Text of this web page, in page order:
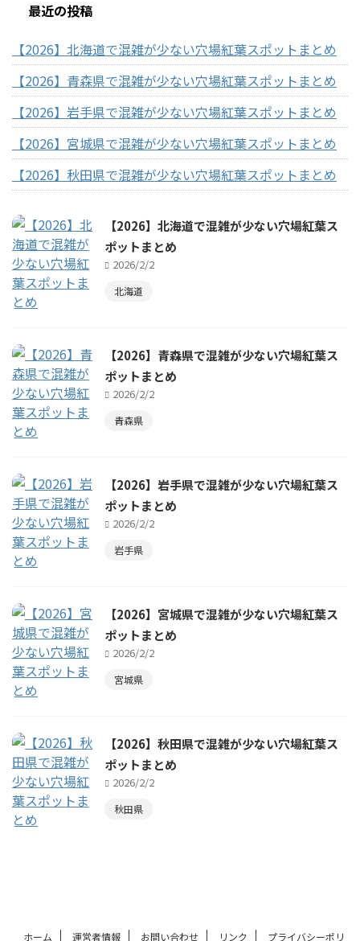
最近の投稿
【2026】北海道で混雑が少ない穴場紅葉スポットまとめ
【2026】青森県で混雑が少ない穴場紅葉スポットまとめ
【2026】岩手県で混雑が少ない穴場紅葉スポットまとめ
【2026】宮城県で混雑が少ない穴場紅葉スポットまとめ
【2026】秋田県で混雑が少ない穴場紅葉スポットまとめ
【2026】北海道で混雑が少ない穴場紅葉ス
ポットまとめ
2026/2/2
北海道
【2026】青森県で混雑が少ない穴場紅葉ス
ポットまとめ
2026/2/2
青森県
【2026】岩手県で混雑が少ない穴場紅葉ス
ポットまとめ
2026/2/2
岩手県
【2026】宮城県で混雑が少ない穴場紅葉ス
ポットまとめ
2026/2/2
宮城県
【2026】秋田県で混雑が少ない穴場紅葉ス
ポットまとめ
2026/2/2
秋田県
ホーム 運営者情報 お問い合わせ リンク プライバシーポリ